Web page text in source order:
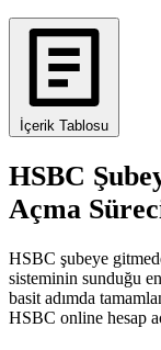
İçerik Tablosu
HSBC
Açma
HSBC şubeye
sisteminin sunduğu
basit adımda
HSBC online hesap